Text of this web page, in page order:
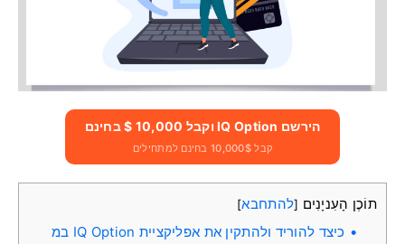
הירשם IQ Option וקבל 10,000 $ בחינם
קבל 10,000$ בחינם למתחילים
תוֹכֶן הָעִניָנִים [להתחבא]
כיצד להוריד ולהתקין את אפליקציית IQ Option במ